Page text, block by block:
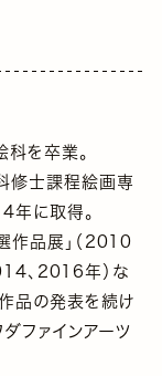
を卒業。
修士課程絵画専
に取得。
作品展」（2010
、2016年）な
品の発表を続け
ファインアーツ